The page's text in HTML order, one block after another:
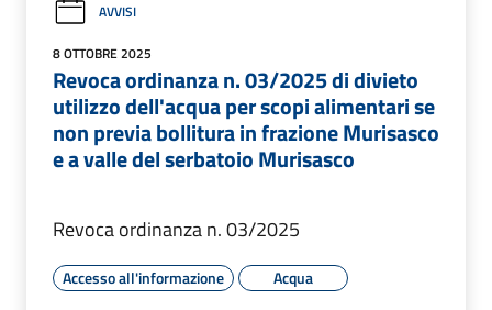
AVVISI
8 OTTOBRE 2025
Revoca ordinanza n. 03/2025 di divieto
utilizzo dell'acqua per scopi alimentari se
non previa bollitura in frazione Murisasco
e a valle del serbatoio Murisasco
Revoca ordinanza n. 03/2025
Accesso all'informazione Acqua